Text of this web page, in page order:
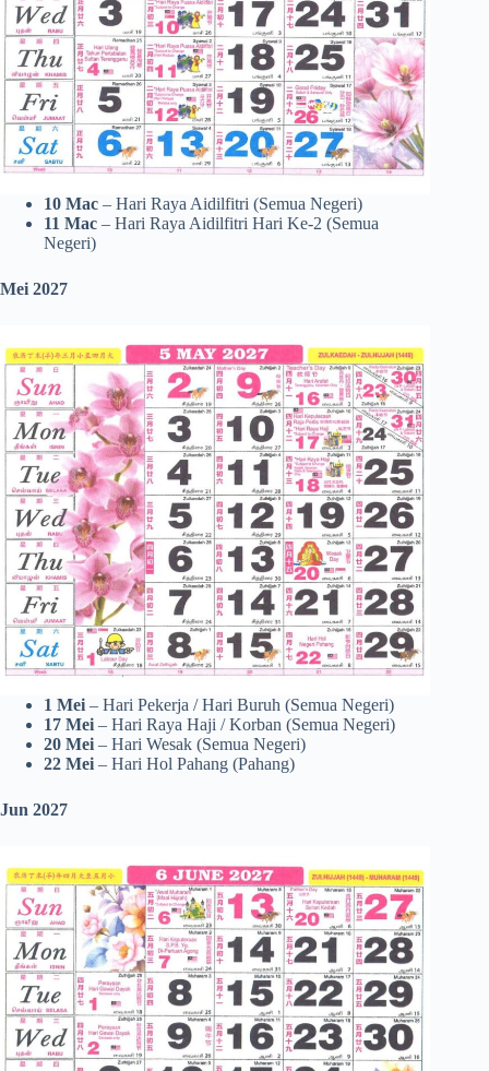
10 Mac – Hari Raya Aidilfitri (Semua Negeri)
11 Mac – Hari Raya Aidilfitri Hari Ke-2 (Semua
Negeri)
Mei 2027
1 Mei – Hari Pekerja / Hari Buruh (Semua Negeri)
17 Mei – Hari Raya Haji / Korban (Semua Negeri)
20 Mei – Hari Wesak (Semua Negeri)
22 Mei – Hari Hol Pahang (Pahang)
Jun 2027